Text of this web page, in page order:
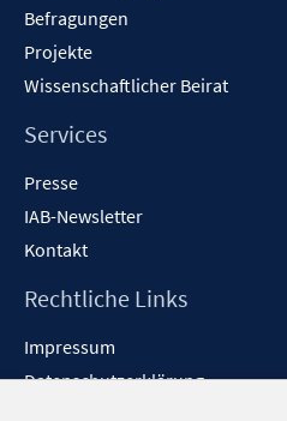
Befragungen
Projekte
Wissenschaftlicher Beirat
Services
Presse
IAB-Newsletter
Kontakt
Rechtliche Links
Impressum
Datenschutzerklärung